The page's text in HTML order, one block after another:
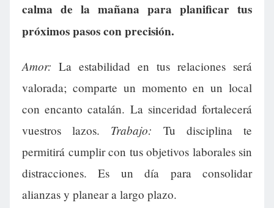
calma de la mañana para planificar tus
próximos pasos con precisión.
Amor: La estabilidad en tus relaciones será
valorada; comparte un momento en un local
con encanto catalán. La sinceridad fortalecerá
vuestros lazos. Trabajo: Tu disciplina te
permitirá cumplir con tus objetivos laborales sin
distracciones. Es un día para consolidar
alianzas y planear a largo plazo.